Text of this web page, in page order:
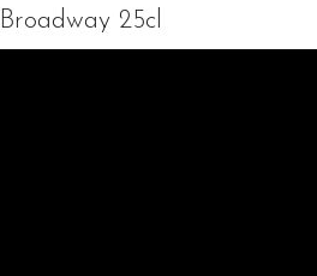
Broadway 25cl